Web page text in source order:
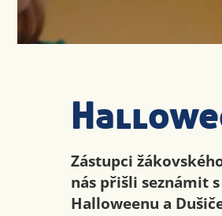
Zástupci
nás přišli seznámit
Halloweenu a